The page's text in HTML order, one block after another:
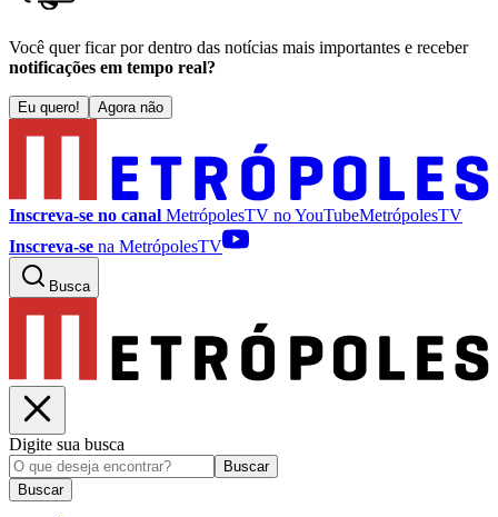
Você quer ficar por dentro das notícias mais importantes e receber
notificações em tempo real?
Eu quero! Agora não
Inscreva-se no canal MetrópolesTV noYouTubeMetrópolesTV
Inscreva-se na MetrópolesTV
Busca
Digite sua busca
Buscar
Buscar